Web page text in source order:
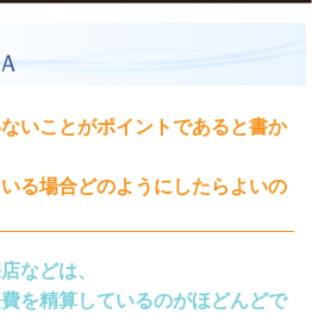
いことがポイントであると書か
る場合どのようにしたらよいの
などは、
を精算しているのがほどんどで